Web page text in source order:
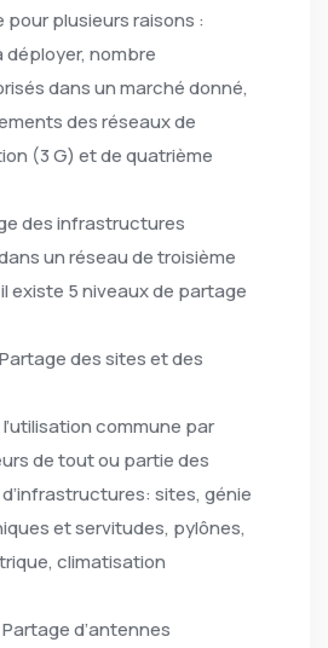
plusieurs raisons :
déployer, nombre
dans un marché donné,
des réseaux de
(3 G) et de quatrième
des infrastructures
un réseau de troisième
existe 5 niveaux de partage
des sites et des
commune par
de tout ou partie des
sites, génie
et servitudes, pylônes,
climatisation
d’antennes